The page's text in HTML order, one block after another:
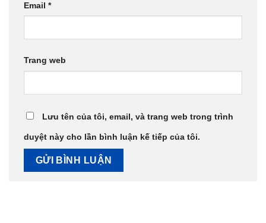
Email *
Trang web
Lưu tên của tôi, email, và trang web trong trình
duyệt này cho lần bình luận kế tiếp của tôi.